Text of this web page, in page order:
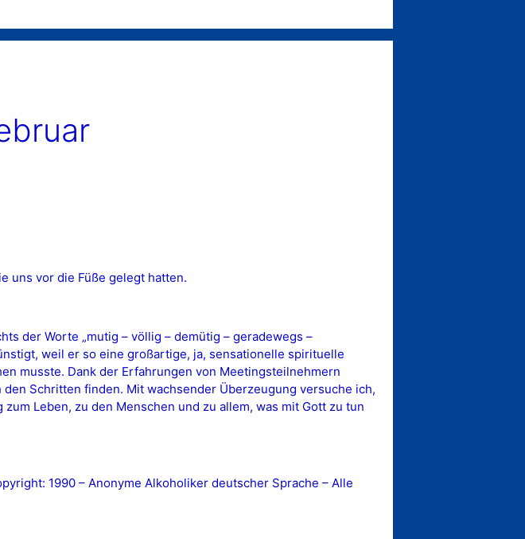
uns vor die Füße gelegt hatten.
der Worte „mutig – völlig – demütig – geradewegs –
weil er so eine großartige, ja, sensationelle spirituelle
musste. Dank der Erfahrungen von Meetingsteilnehmern
Schritten finden. Mit wachsender Überzeugung versuche ich,
Leben, zu den Menschen und zu allem, was mit Gott zu tun
1990 – Anonyme Alkoholiker deutscher Sprache – Alle